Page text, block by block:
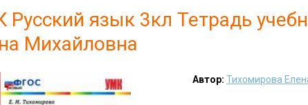
Русский язык 3кл Тетрадь
Михайловна
Автор: Тихомирова